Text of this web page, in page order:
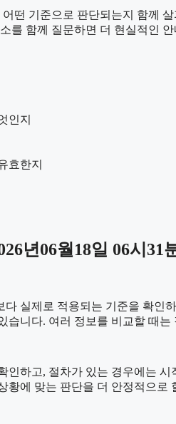
떤 기준으로 판단되는지 함께
를 함께 질문하면 더 현실적인
인지
효한지
년06월18일 06시31
실제로 적용되는 기준을 확인
습니다. 여러 정보를 비교할 때
하고, 절차가 있는 경우에는
황에 맞는 판단을 더 안정적으로